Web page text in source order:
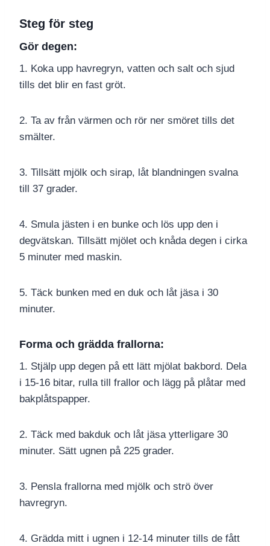
Steg för steg
Gör degen:
1. Koka upp havregryn, vatten och salt och sjud
tills det blir en fast gröt.
2. Ta av från värmen och rör ner smöret tills det
smälter.
3. Tillsätt mjölk och sirap, låt blandningen svalna
till 37 grader.
4. Smula jästen i en bunke och lös upp den i
degvätskan. Tillsätt mjölet och knåda degen i cirka
5 minuter med maskin.
5. Täck bunken med en duk och låt jäsa i 30
minuter.
Forma och grädda frallorna:
1. Stjälp upp degen på ett lätt mjölat bakbord. Dela
i 15-16 bitar, rulla till frallor och lägg på plåtar med
bakplåtspapper.
2. Täck med bakduk och låt jäsa ytterligare 30
minuter. Sätt ugnen på 225 grader.
3. Pensla frallorna med mjölk och strö över
havregryn.
4. Grädda mitt i ugnen i 12-14 minuter tills de fått